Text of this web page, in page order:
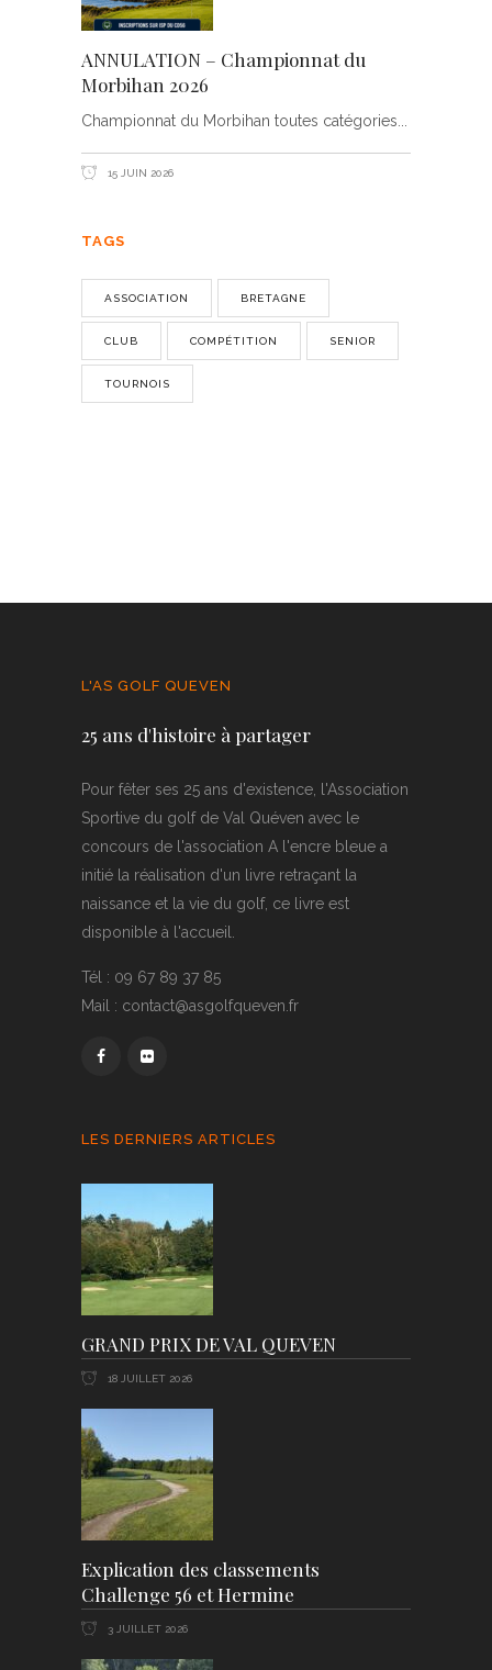
ANNULATION – Championnat du
Morbihan 2026
Championnat du Morbihan toutes catégories
15 JUIN 2026
TAGS
ASSOCIATION BRETAGNE
CLUB COMPÉTITION SENIOR
TOURNOIS
L'AS GOLF QUEVEN
25 ans d'histoire à partager
Pour fêter ses 25 ans d'existence, l'Association
Sportive du golf de Val Quéven avec le
concours de l'association A l'encre bleue a
initié la réalisation d'un livre retraçant la
naissance et la vie du golf, ce livre est
disponible à l'accueil.
Tél : 09 67 89 37 85
Mail : contact@asgolfqueven.fr
LES DERNIERS ARTICLES
GRAND PRIX DE VAL QUEVEN
18 JUILLET 2026
Explication des classements
Challenge 56 et Hermine
3 JUILLET 2026